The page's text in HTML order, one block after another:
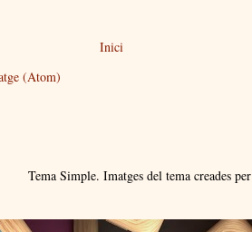
Inici
(Atom)
Tema Simple. Imatges del tema creades per